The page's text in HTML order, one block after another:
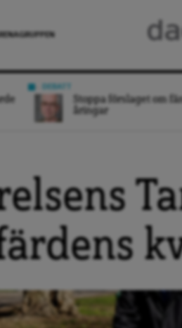
Stoppa förslaget om
åringar